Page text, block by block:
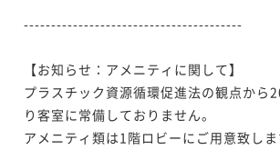
----------------------------------------
【お知らせ：アメニティに関して】
プラスチック資源循環促進法の観点から
り客室に常備しておりません。
アメニティ類は1階ロビーにご用意致し